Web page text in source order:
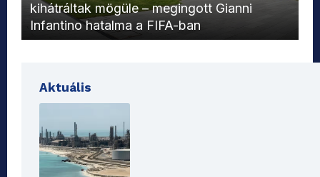
kihátráltak mögüle – megingott Gianni
Infantino hatalma a FIFA-ban
Aktuális